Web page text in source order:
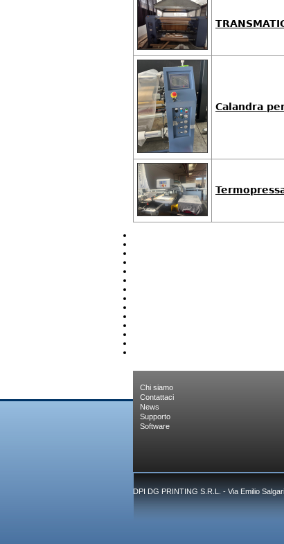
Calandra
Chi siamo
Contattaci
News
Supporto
Software
DPI DG PRINTING S.R.L. - Via Emilio